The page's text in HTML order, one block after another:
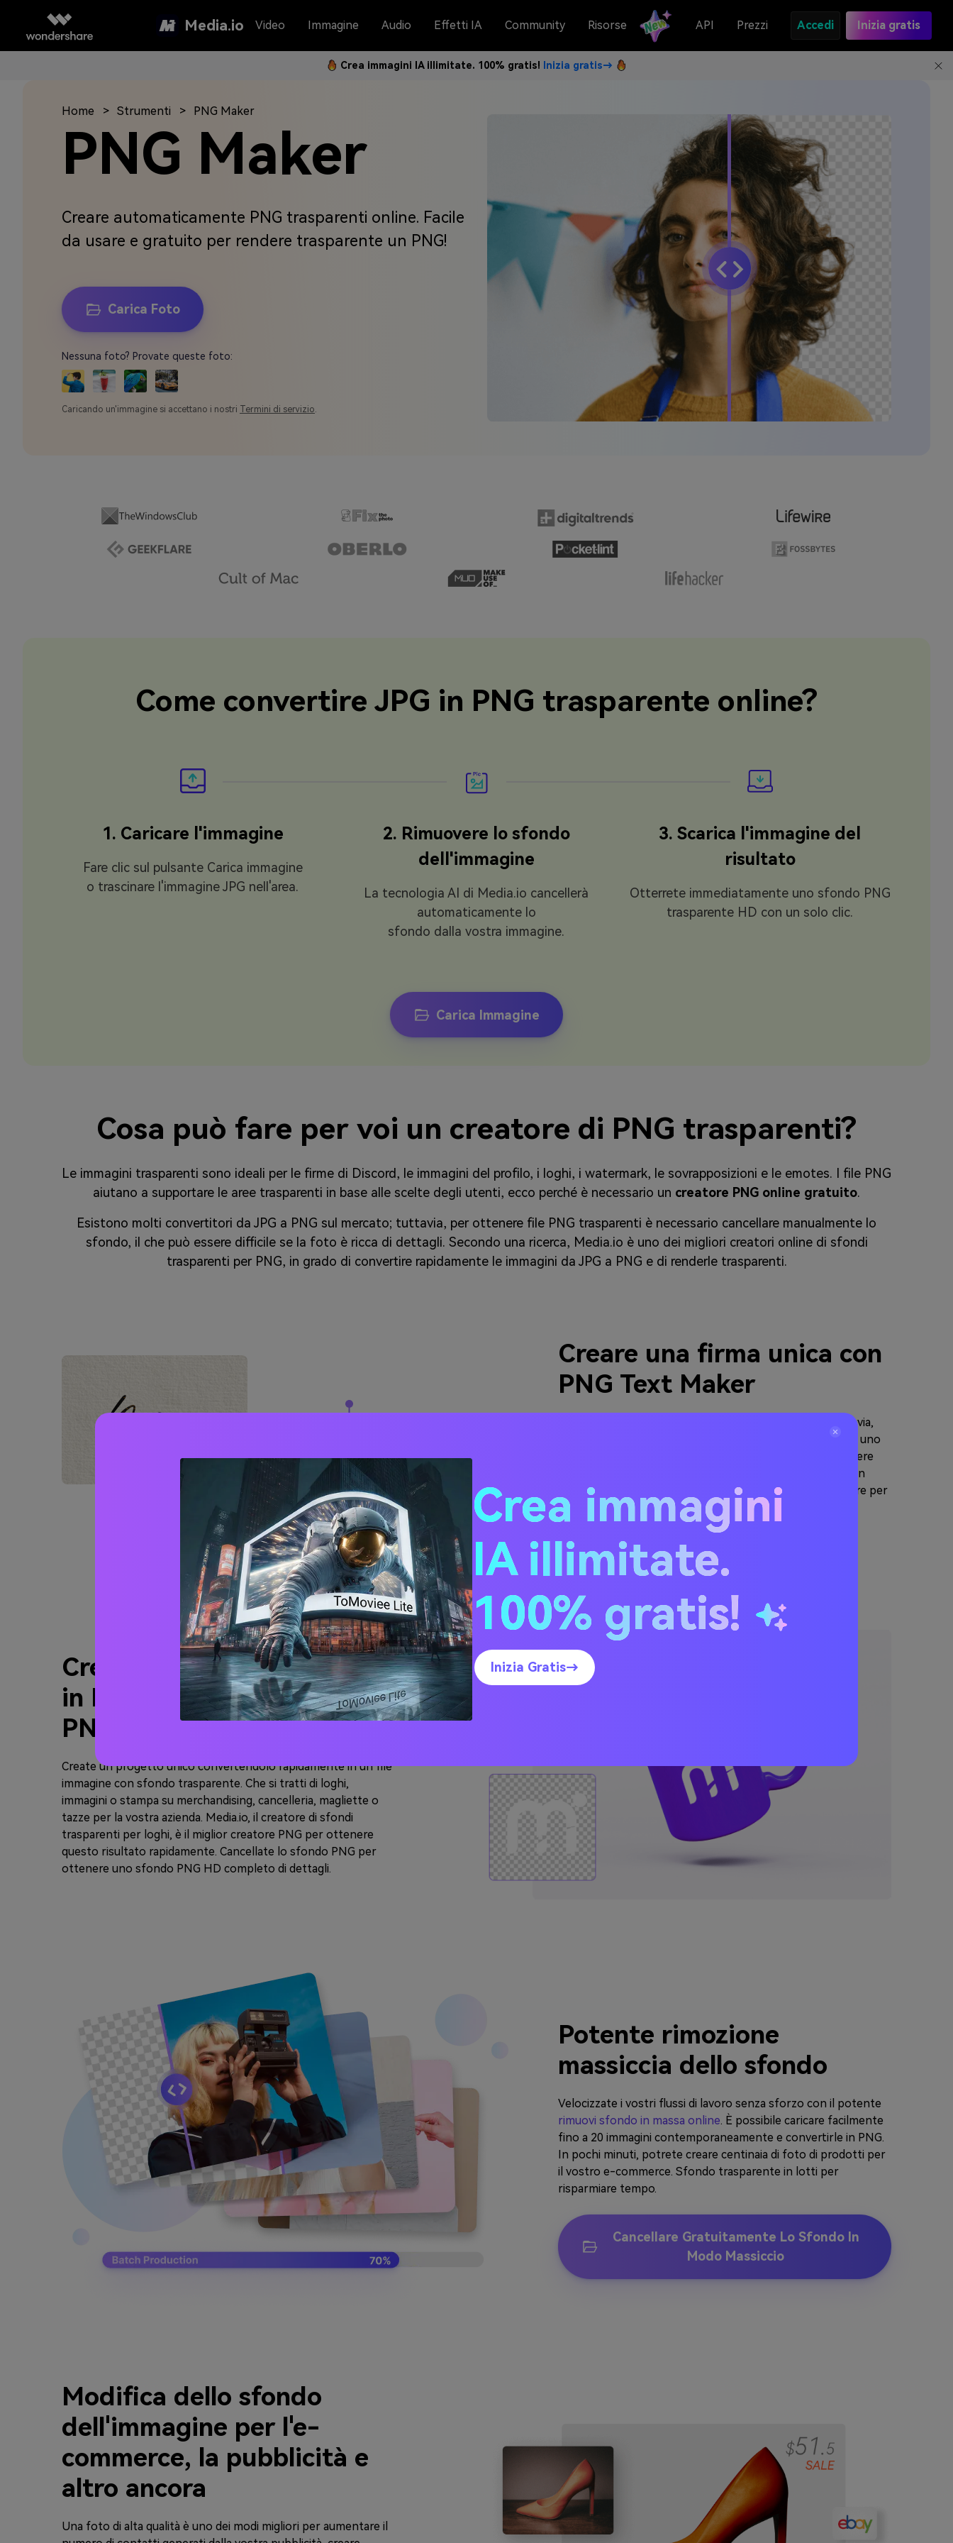
Media.io Video Immagine Audio Effetti IA Community Risorse API Prezzi Accedi Inizia gratis
Crea immagini IA illimitate. 100% gratis! Inizia gratis→
PNG Maker
Creare automaticamente PNG trasparenti online. Facile
da usare e gratuito per rendere trasparente un PNG!
Carica Foto
Nessuna foto? Provate queste foto:
Caricando un'immagine si accettano i nostri Termini di servizio
Home Strumenti PNG Maker
Come convertire JPG in PNG trasparente online?
1. Caricare l'immagine
Fare clic sul pulsante Carica immagine
o trascinare l'immagine JPG nell'area.
2. Rimuovere lo sfondo
dell'immagine
La tecnologia AI di Media.io cancellerà
automaticamente lo
sfondo dalla vostra immagine.
3. Scarica l'immagine del
risultato
Otterrete immediatamente uno sfondo PNG
trasparente HD con un solo clic.
Carica Immagine
Cosa può fare per voi un creatore di PNG trasparenti?
Le immagini trasparenti sono ideali per le firme di Discord, le immagini del profilo, i loghi, i watermark, le sovrapposizioni e le emotes. I file PNG
aiutano a supportare le aree trasparenti in base alle scelte degli utenti, ecco perché è necessario un creatore PNG online gratuito.
Esistono molti convertitori da JPG a PNG sul mercato; tuttavia, per ottenere file PNG trasparenti è necessario cancellare manualmente lo
sfondo, il che può essere difficile se la foto è ricca di dettagli. Secondo una ricerca, Media.io è uno dei migliori creatori online di sfondi
trasparenti per PNG, in grado di convertire rapidamente le immagini da JPG a PNG e di renderle trasparenti.
Creare una firma unica con
PNG Text Maker
Un creatore di firme aiuta a creare una firma online. Tuttavia,
dopo aver completato la firma, di solito viene fornita con uno
sfondo che è necessario rendere trasparente per rimuovere
tutti i bordi e inserirlo in qualsiasi documento. Media.io è un
creatore di sfondi trasparenti gratuito che potete utilizzare per
far risaltare lo sfondo della vostra firma.
Firma Trasparente Online
Creare un logo trasparente
in HD in un minuto con
PNG Creator
Create un progetto unico convertendolo rapidamente in un file
immagine con sfondo trasparente. Che si tratti di loghi,
immagini o stampa su merchandising, cancelleria, magliette o
tazze per la vostra azienda. Media.io, il creatore di sfondi
trasparenti per loghi, è il miglior creatore PNG per ottenere
questo risultato rapidamente. Cancellate lo sfondo PNG per
ottenere uno sfondo PNG HD completo di dettagli.
Potente rimozione
massiccia dello sfondo
Velocizzate i vostri flussi di lavoro senza sforzo con il potente
rimuovi sfondo in massa online. È possibile caricare facilmente
fino a 20 immagini contemporaneamente e convertirle in PNG.
In pochi minuti, potrete creare centinaia di foto di prodotti per
il vostro e-commerce. Sfondo trasparente in lotti per
risparmiare tempo.
Cancellare Gratuitamente Lo Sfondo In
Modo Massiccio
Modifica dello sfondo
dell'immagine per l'e-
commerce, la pubblicità e
altro ancora
Una foto di alta qualità è uno dei modi migliori per aumentare il
Crea immagini
IA illimitate.
100% gratis!
Inizia Gratis→